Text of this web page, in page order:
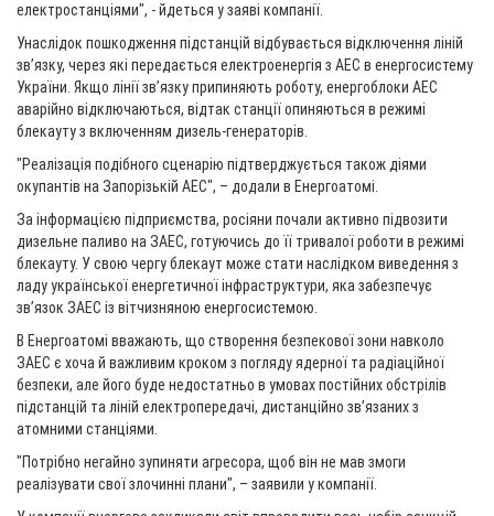
електростанціями", - йдеться у заяві компанії.
Унаслідок пошкодження підстанцій відбувається відключення ліній
зв’язку, через які передається електроенергія з АЕС в енергосистему
України. Якщо лінії зв’язку припиняють роботу, енергоблоки АЕС
аварійно відключаються, відтак станції опиняються в режимі
блекауту з включенням дизель-генераторів.
"Реалізація подібного сценарію підтверджується також діями
окупантів на Запорізькій АЕС", – додали в Енергоатомі.
За інформацією підприємства, росіяни почали активно підвозити
дизельне паливо на ЗАЕС, готуючись до її тривалої роботи в режимі
блекауту. У свою чергу блекаут може стати наслідком виведення з
ладу української енергетичної інфраструктури, яка забезпечує
зв’язок ЗАЕС із вітчизняною енергосистемою.
В Енергоатомі вважають, що створення безпекової зони навколо
ЗАЕС є хоча й важливим кроком з погляду ядерної та радіаційної
безпеки, але його буде недостатньо в умовах постійних обстрілів
підстанцій та ліній електропередачі, дистанційно зв’язаних з
атомними станціями.
"Потрібно негайно зупиняти агресора, щоб він не мав змоги
реалізувати свої злочинні плани", – заявили у компанії.